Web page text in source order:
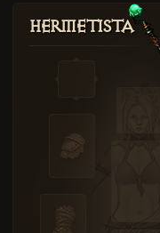
Hermetista